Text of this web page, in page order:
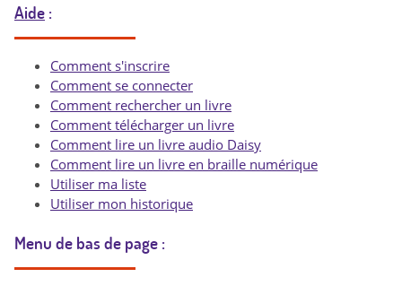
Aide :
Comment s'inscrire
Comment se connecter
Comment rechercher un livre
Comment télécharger un livre
Comment lire un livre audio Daisy
Comment lire un livre en braille numérique
Utiliser ma liste
Utiliser mon historique
Menu de bas de page :